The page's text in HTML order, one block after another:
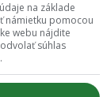
na činnosť
účinky,
na základe
námietku pomocou
webu nájdite
súhlas